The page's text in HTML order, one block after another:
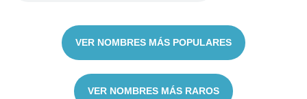
VER NOMBRES MÁS POPULARES
VER NOMBRES MÁS RAROS